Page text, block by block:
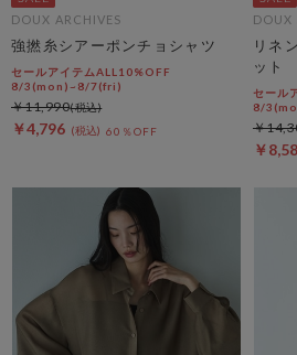
DOUX ARCHIVES
強撚糸シアーポンチョシャツ
セールアイテムALL10%OFF
8/3(mon)~8/7(fri)
￥4,796 60％OFF
￥11,990
DOUX
リネ
ット
セール
8/
￥
￥